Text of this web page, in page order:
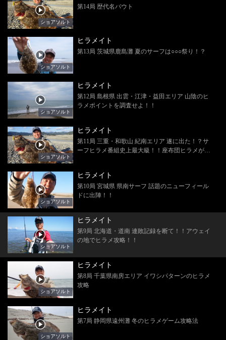
ショアソルト
第14局 歴代名バウト
ショアソルト
ヒラメイト
第13局 茨城県鹿島灘 夏のサーフは○○○祭り！？
ショアソルト
ヒラメイト
第12局 島根県 出雲・江津・益田エリア 山陰のヒ
ラメポイントを調査せよ！！
ショアソルト
ヒラメイト
第11局 三重・和歌山 紀南エリア 遂に出た！？サ
ーフヒラメ番組史上最大級！！座布団ヒラメが釣
ショアソルト
ヒラメイト
第10局 宮城県 県南サーフ 話題のニューフィール
ドに出陣！！
ショアソルト
ヒラメイト
第9局 北海道・道南 連敗記録を断て！！アウェイ
の地でヒラメ攻略！！
ショアソルト
ヒラメイト
第8局 千葉県南房エリア イワシパターンのヒラメ
攻略
ショアソルト
ヒラメイト
第7局 静岡県遠州灘 冬のヒラメゲーム攻略法